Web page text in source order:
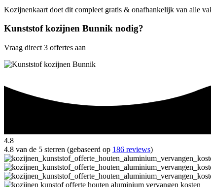
Kozijnenkaart doet dit compleet gratis & onafhankelijk van alle
Kunststof kozijnen Bunnik nodig?
Vraag direct 3 offertes aan
4.8
4.8 van de 5 sterren (gebaseerd op 186 reviews)